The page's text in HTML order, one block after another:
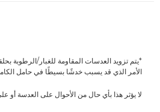
*يتم تزويد العدسات المقاومة للغبار/الرطوبة
الأمر الذي قد يسبب خدشًا بسيطًا في حامل
لا يؤثر هذا بأي حال من الأحوال على العدسة أو